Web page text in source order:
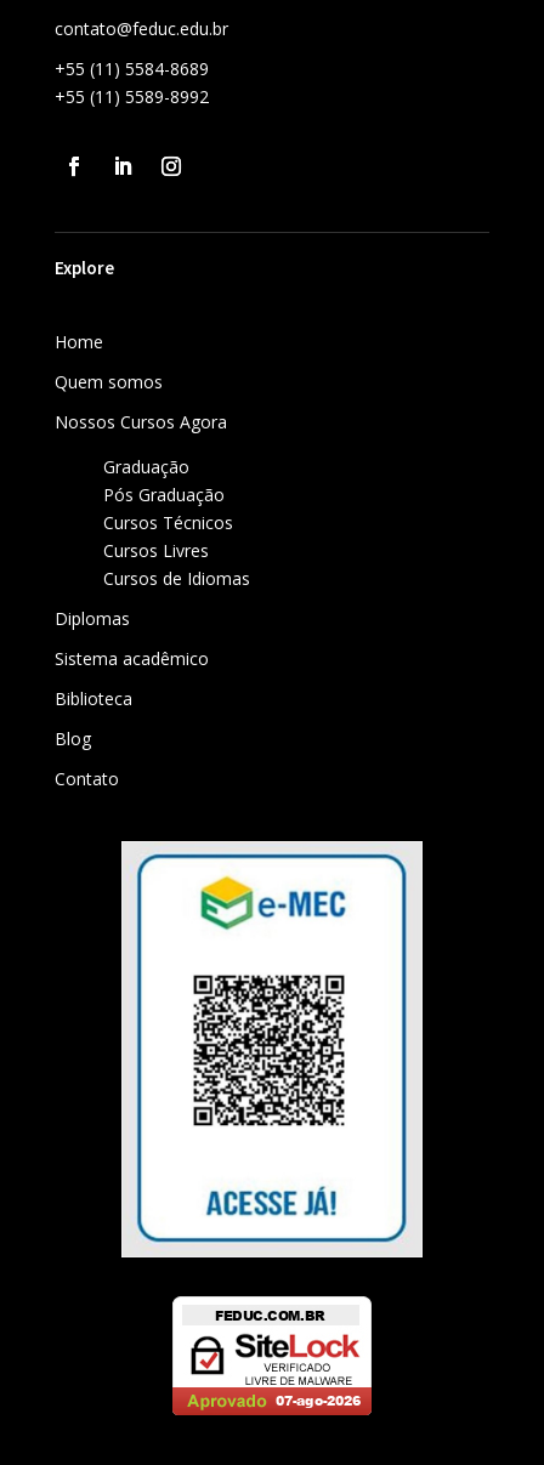
contato@feduc.edu.br
+55 (11) 5584-8689
+55 (11) 5589-8992
Explore
Home
Quem somos
Nossos Cursos Agora
Graduação
Pós Graduação
Cursos Técnicos
Cursos Livres
Cursos de Idiomas
Diplomas
Sistema acadêmico
Biblioteca
Blog
Contato